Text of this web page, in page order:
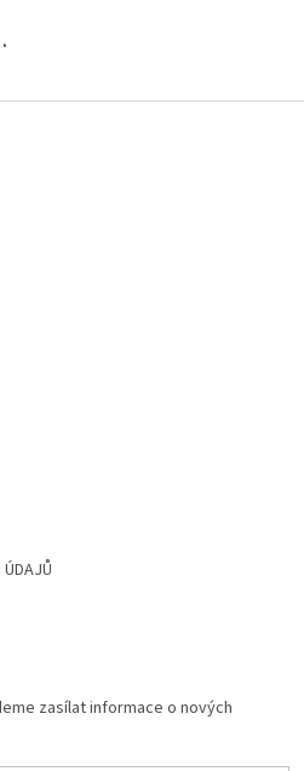
zasílat informace o nových